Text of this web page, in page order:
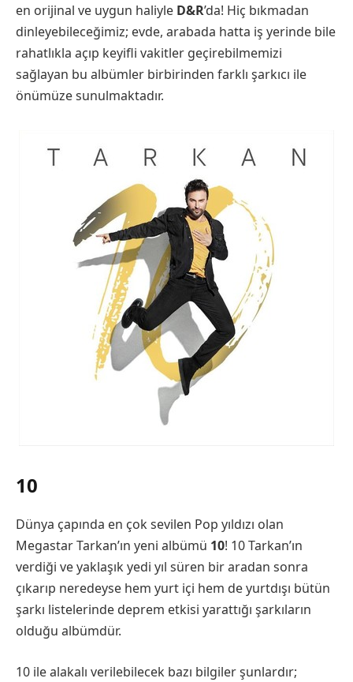
en orijinal ve uygun haliyle D&R’da! Hiç bıkmadan
dinleyebileceğimiz; evde, arabada hatta iş yerinde bile
rahatlıkla açıp keyifli vakitler geçirebilmemizi
sağlayan bu albümler birbirinden farklı şarkıcı ile
önümüze sunulmaktadır.
10
Dünya çapında en çok sevilen Pop yıldızı olan
Megastar Tarkan’ın yeni albümü 10! 10 Tarkan’ın
verdiği ve yaklaşık yedi yıl süren bir aradan sonra
çıkarıp neredeyse hem yurt içi hem de yurtdışı bütün
şarkı listelerinde deprem etkisi yarattığı şarkıların
olduğu albümdür.
10 ile alakalı verilebilecek bazı bilgiler şunlardır;